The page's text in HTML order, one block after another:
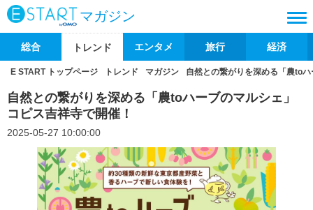
マガジン
総合 トレンド エンタメ 旅行 経済
E START トップページ トレンド マガジン 自然との繋がりを深める「農to
自然との繋がりを深める「農toハーブのマルシェ」
コピス吉祥寺で開催！
2025-05-27 10:00:00